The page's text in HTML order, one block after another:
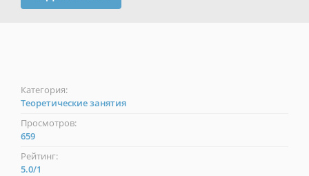
Категория:
Теоретические занятия
Просмотров:
659
Рейтинг:
5.0/1